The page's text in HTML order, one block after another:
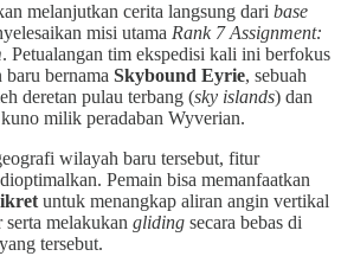
melanjutkan cerita langsung dari base
misi utama Rank 7 Assignment:
. Petualangan tim ekspedisi kali ini berfokus
bernama Skybound Eyrie, sebuah
deretan pulau terbang (sky islands) dan
milik peradaban Wyverian.
wilayah baru tersebut, fitur
Pemain bisa memanfaatkan
untuk menangkap aliran angin vertikal
melakukan gliding secara bebas di
tersebut.